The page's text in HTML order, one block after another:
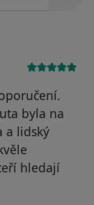
byla na
a lidský
hledají